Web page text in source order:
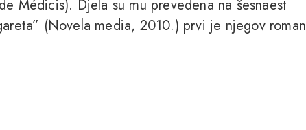
Médicis). Djela su mu prevedena na šesnaest
(Novela media, 2010.) prvi je njegov roman